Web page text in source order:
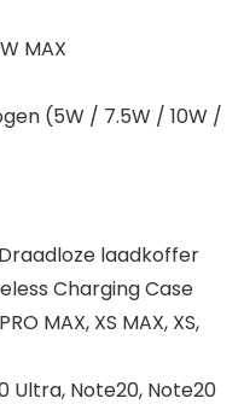
MAX
(5W / 7.5W / 10W /
laadkoffer
Charging Case
MAX, XS MAX, XS,
Ultra, Note20, Note20